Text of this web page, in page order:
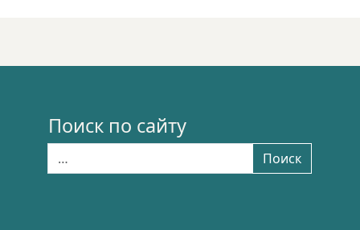
Поиск по сайту
Поиск